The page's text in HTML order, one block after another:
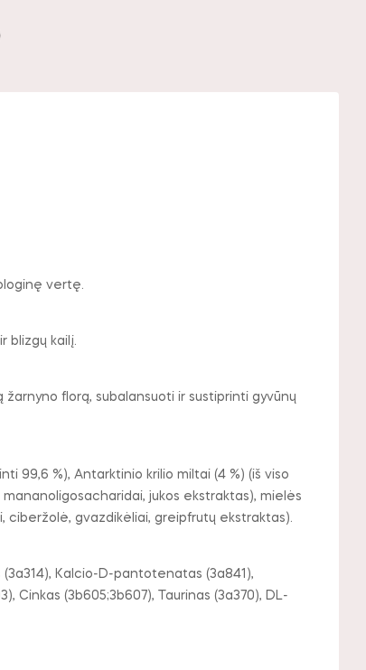
vertę.
blizgų kailį.
florą, subalansuoti ir sustiprinti gyvūnų
99,6 %), Antarktinio krilio miltai (4 %) (iš viso
mananoligosacharidai, jukos ekstraktas), mielės
ciberžolė, gvazdikėliai, greipfrutų ekstraktas).
Kalcio-D-pantotenatas (3a841),
Cinkas (3b605;3b607), Taurinas (3a370), DL-